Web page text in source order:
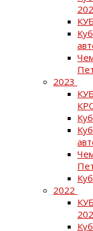
2023
2022